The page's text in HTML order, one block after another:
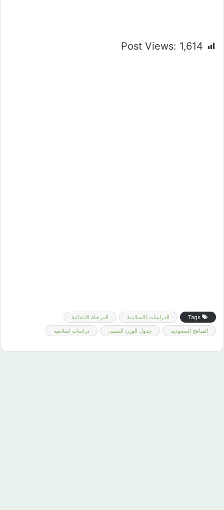
Post Views: 1,614
الدراسات الاسلامية
المرحلة الابتدائية
المناهج السعودية
جدول الوزن النسبي دراسات اسلامية